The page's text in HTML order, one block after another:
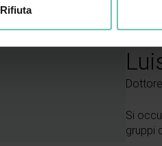
Rifiuta
Si
gruppi